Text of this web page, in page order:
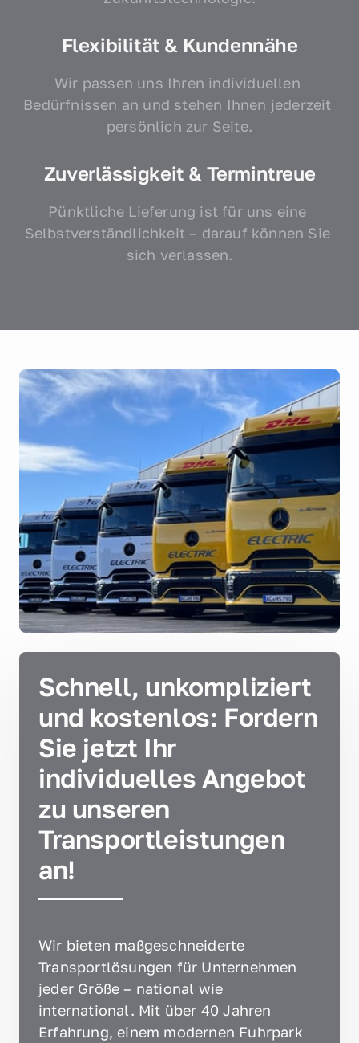
Flexibilität & Kundennähe
Wir passen uns Ihren individuellen
Bedürfnissen an und stehen Ihnen jederzeit
persönlich zur Seite.
Zuverlässigkeit & Termintreue
Pünktliche Lieferung ist für uns eine
Selbstverständlichkeit – darauf können Sie
sich verlassen.
Schnell, unkompliziert
und kostenlos: Fordern
Sie jetzt Ihr
individuelles Angebot
zu unseren
Transportleistungen
an!
Wir bieten maßgeschneiderte
Transportlösungen für Unternehmen
jeder Größe – national wie
international. Mit über 40 Jahren
Erfahrung, einem modernen Fuhrpark